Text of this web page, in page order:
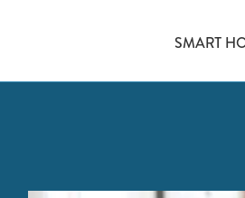
SMART